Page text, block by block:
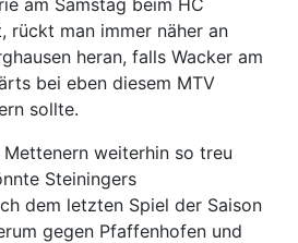
am Samstag beim HC
rückt man immer näher an
heran, falls Wacker am
bei eben diesem MTV
sollte.
weiterhin so treu
Steiningers
dem letzten Spiel der Saison
gegen Pfaffenhofen und